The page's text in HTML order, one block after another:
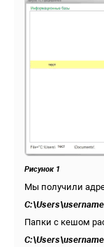
Рисунок 1
Мы получили
Папки с кешом